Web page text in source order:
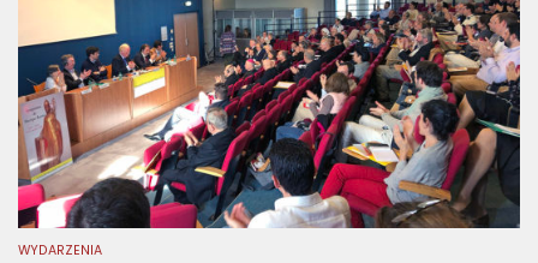
WYDARZENIA